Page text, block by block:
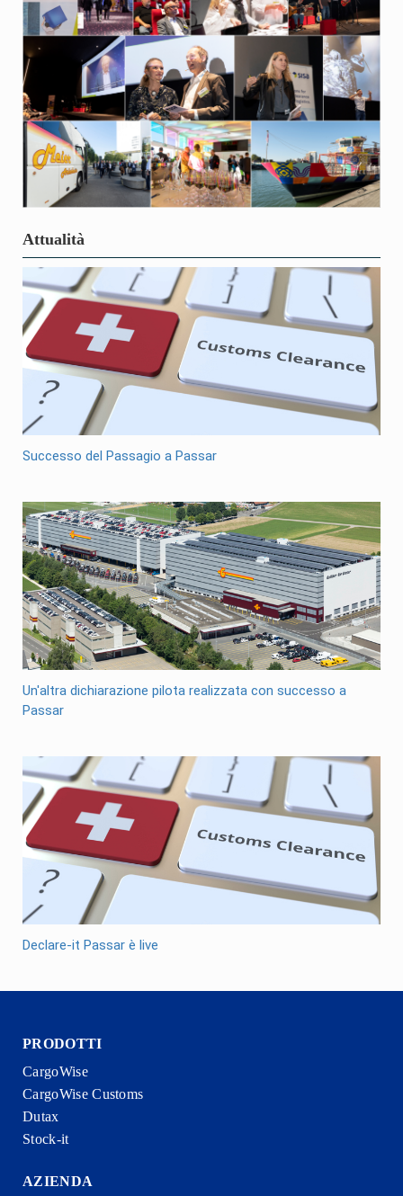
Attualità
Successo del Passagio a Passar
Un'altra dichiarazione pilota realizzata con successo a
Passar
Declare-it Passar è live
PRODOTTI
CargoWise
CargoWise Customs
Dutax
Stock-it
AZIENDA